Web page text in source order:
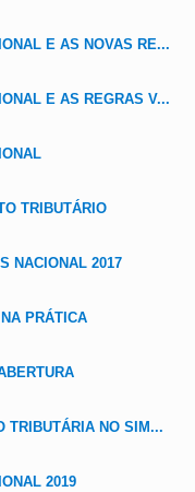
E AS NOVAS RE...
E AS REGRAS V...
TRIBUTÁRIO
NACIONAL 2017
PRÁTICA
TRIBUTÁRIA NO SIM...
2019